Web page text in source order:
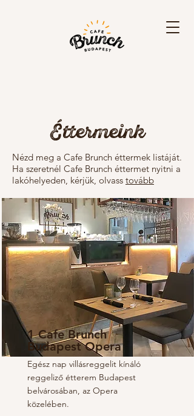
Éttermeink
Nézd meg a Cafe Brunch éttermek listáját.
Ha szeretnél Cafe Brunch éttermet nyitni a
lakóhelyeden, kérjük, olvass tovább
1 Cafe Brunch
Budapest Opera
Egész nap villásreggelit kínáló
reggeliző étterem Budapest
belvárosában, az Opera
közelében.